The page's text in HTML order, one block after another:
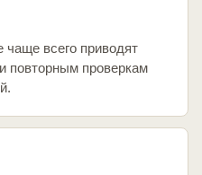
всего приводят
повторным проверкам